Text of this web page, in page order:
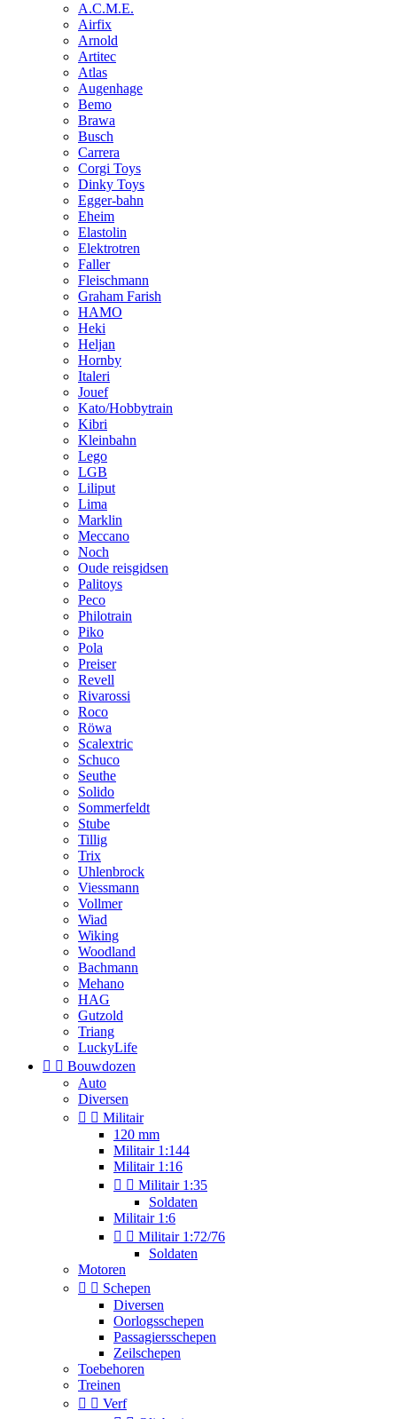
A.C.M.E.
Airfix
Arnold
Artitec
Atlas
Augenhage
Bemo
Brawa
Busch
Carrera
Corgi Toys
Dinky Toys
Egger-bahn
Eheim
Elastolin
Elektrotren
Faller
Fleischmann
Graham Farish
HAMO
Heki
Heljan
Hornby
Italeri
Jouef
Kato/Hobbytrain
Kibri
Kleinbahn
Lego
LGB
Liliput
Lima
Marklin
Meccano
Noch
Oude reisgidsen
Palitoys
Peco
Philotrain
Piko
Pola
Preiser
Revell
Rivarossi
Roco
Röwa
Scalextric
Schuco
Seuthe
Solido
Sommerfeldt
Stube
Tillig
Trix
Uhlenbrock
Viessmann
Vollmer
Wiad
Wiking
Woodland
Bachmann
Mehano
HAG
Gutzold
Triang
LuckyLife
  Bouwdozen
Auto
Diversen
  Militair
120 mm
Militair 1:144
Militair 1:16
  Militair 1:35
Soldaten
Militair 1:6
  Militair 1:72/76
Soldaten
Motoren
  Schepen
Diversen
Oorlogsschepen
Passagiersschepen
Zeilschepen
Toebehoren
Treinen
  Verf